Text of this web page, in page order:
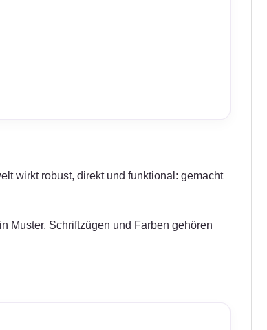
wirkt robust, direkt und funktional: gemacht
Muster, Schriftzügen und Farben gehören